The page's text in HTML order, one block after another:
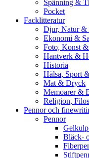
Spänning &
Pocket
Facklitteratur
Djur, Natur &
Ekonomi &
Foto, Konst &
Hantverk &
Historia
Hälsa, Sport
Mat & Dryck
Memoarer &
Religion,
Pennor och
Pennor
Bläck-